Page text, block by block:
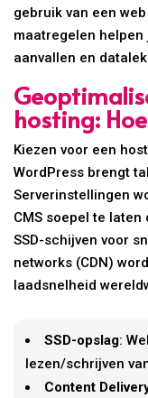
gebruik van een
maatregelen
aanvallen en
hosting:
Kiezen voor een
WordPress brengt
Serverinstellingen
CMS soepel te
SSD-schijven voor
networks (CDN)
laadsnelheid
SSD-opslag:
lezen/schrijven
Content